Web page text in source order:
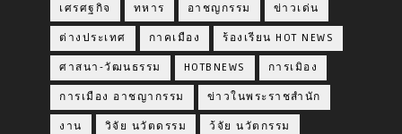
เศรศฐกิจ ทหาร อาชญกรรม ข่าวเด่น
ต่างประเทศ กาคเมือง ร้องเรียน HOT NEWS
ศาสนา-วัฒนธรรม HOTBNEWS การเมิอง
การเมือง อาชญากรรม ข่าวในพระราชสำนัก
งาน วิจัย นวัตดรรม ว้จัย นวัตกรรม